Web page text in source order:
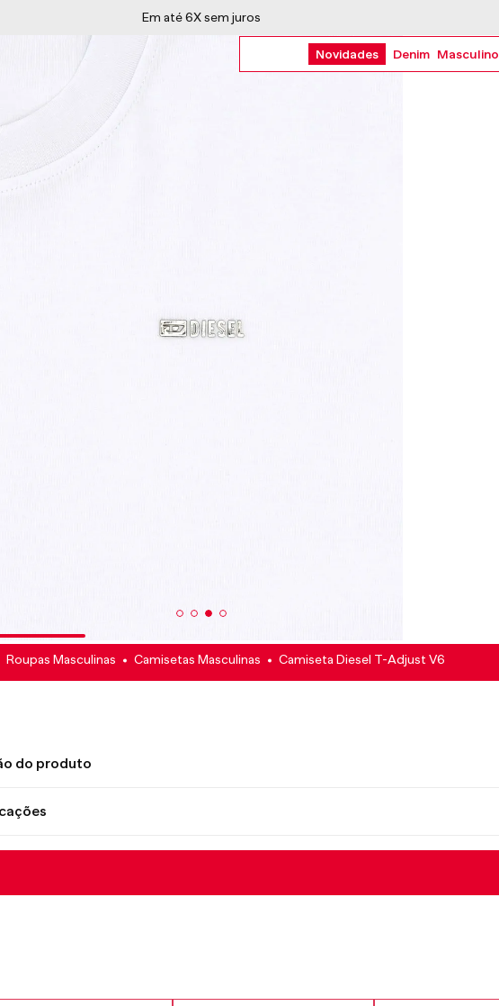
5% OFF no Pix à vista ou parcelado em 4x
Novidades Denim Masculino
Roupas Masculinas Camisetas Masculinas Camiseta Diesel T-Adjust V6
do produto